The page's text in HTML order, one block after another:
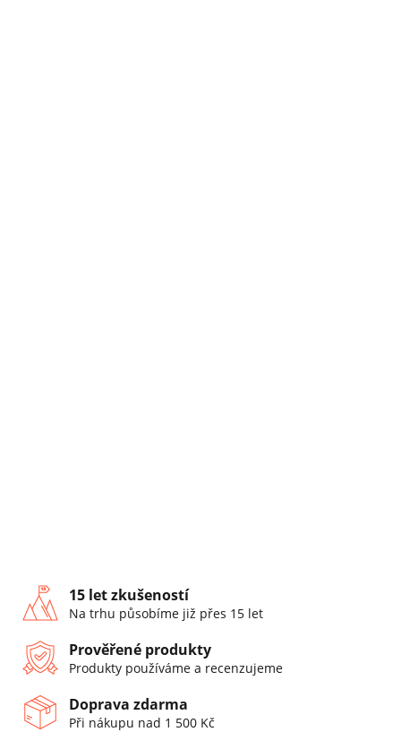
15 let zkušeností
Na trhu působíme již přes 15 let
Prověřené produkty
Produkty používáme a recenzujeme
Doprava zdarma
Při nákupu nad 1 500 Kč